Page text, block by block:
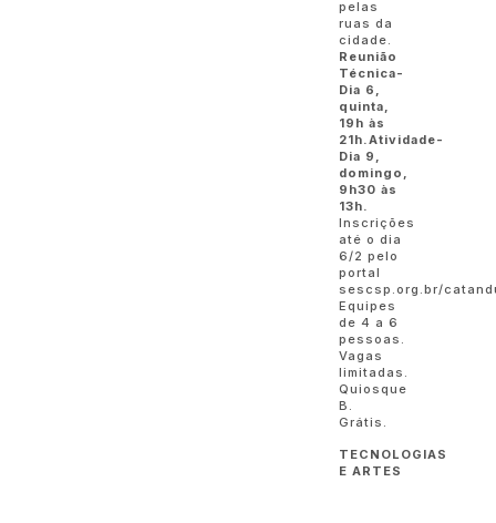
pelas
ruas da
cidade.
Reunião
Técnica-
Dia 6,
quinta,
19h às
21h. Atividade-
Dia 9,
domingo,
9h30 às
13h.
Inscrições
até o dia
6/2 pelo
portal
sescsp.org.br/
Equipes
de 4 a 6
pessoas.
Vagas
limitadas.
Quiosque
B.
Grátis.
TECNOLOGIAS
E ARTES